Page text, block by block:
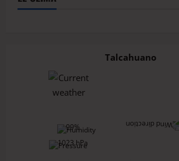
Talcahuano
99%
1023 hPa